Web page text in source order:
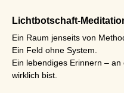
Lichtbotschaft-
Ein Raum jenseits von
Ein Feld ohne System.
Ein lebendiges Erinnern – an
wirklich bist.